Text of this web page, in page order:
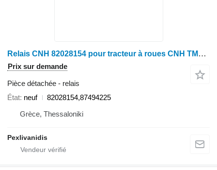
Relais CNH 82028154 pour tracteur à roues CNH TM120, TM140, TM155, TM130
Prix sur demande
Pièce détachée - relais
État neuf
82028154,87494225
Grèce, Thessaloniki
Pexlivanidis